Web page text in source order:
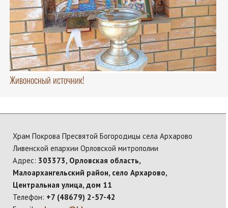
Живоносный источник!
Храм Покрова Пресвятой Богородицы села Архарово
Ливенской епархии Орловской митрополии
Адрес: 303373, Орловская область,
Малоархангельский район, село Архарово,
Центральная улица, дом 11
Телефон: +7 (48679) 2-57-42